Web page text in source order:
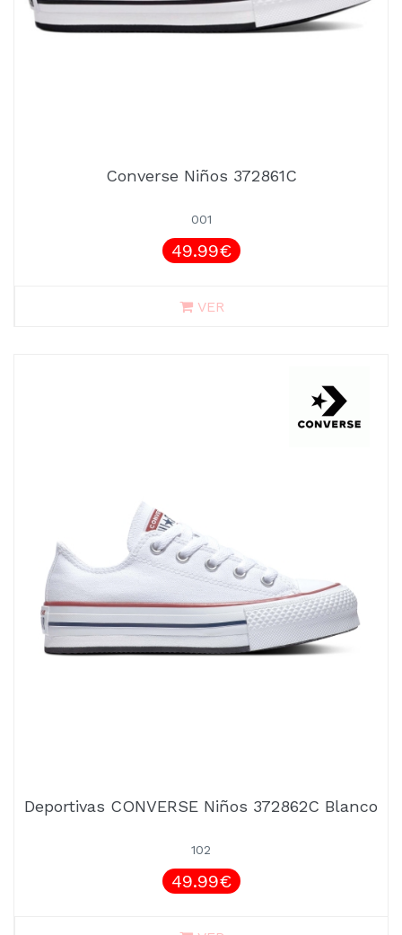
Converse Niños 372861C
001
49.99€
VER
Deportivas CONVERSE Niños 372862C Blanco
102
49.99€